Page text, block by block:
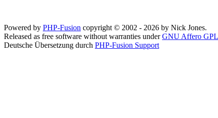
Powered by PHP-Fusion copyright © 2002 - 2026 by Nick Jones.
Released as free software without warranties underGNU Affero GPL
Deutsche Übersetzung durch PHP-Fusion Support